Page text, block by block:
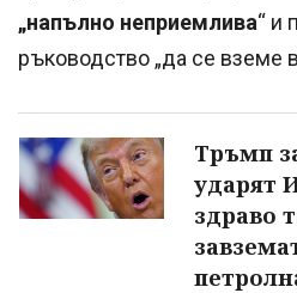
„напълно неприемлива“ и
ръководство „да се вземе
Тръмп
ударят
здраво